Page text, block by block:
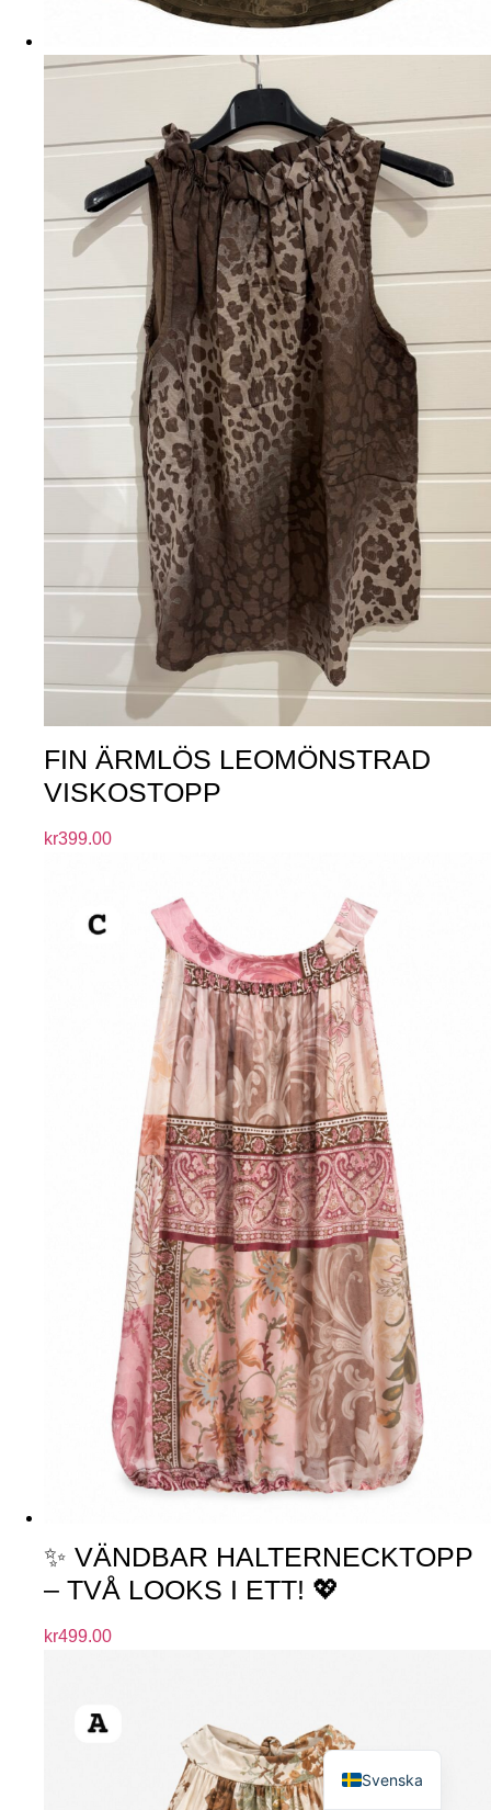
FIN ÄRMLÖS LEOMÖNSTRAD
VISKOSTOPP
kr399.00
✨ VÄNDBAR HALTERNECKTOPP
– TVÅ LOOKS I ETT! 💖
kr499.00
Svenska